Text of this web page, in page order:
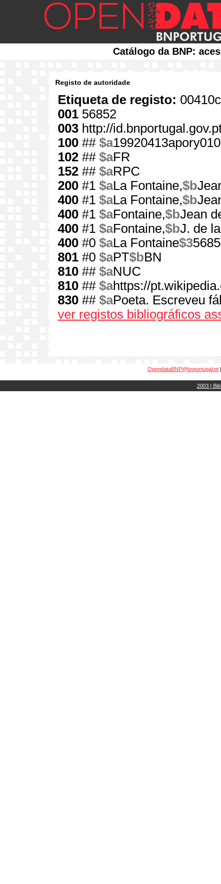
Catálogo da BNP:
Registo de autoridade
Etiqueta de registo:
001 56852
003 http://
100 ## $a
102 ## $aFR
152 ## $aRPC
200 #1 $aLa Fontaine,$b
400 #1 $aLa Fontaine,$b
400 #1 $aFontaine,$bJean
400 #1 $aFontaine,$bJ. de la
400 #0 $aLa Fontaine$3
801 #0 $aPT$bBN
810 ## $aNUC
810 ## $ahttps://
830 ## $aPoeta. Escreveu
ver registos bibliográficos
OpendataBNP@bnportugal.pt
2003 |